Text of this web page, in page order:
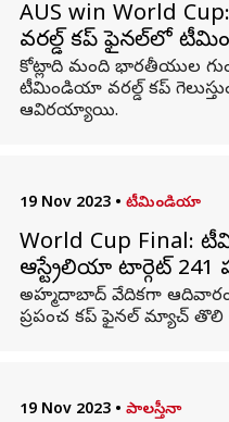
AUS win World
వరల్డ్ కప్ ఫైనల్‌లో
కోట్లాది మంది భారతీయుల
టీమిండియా వరల్డ్ కప్
ఆవిరయ్యాయి.
19 Nov 2023 • టీమిండియా
World Cup
ఆస్ట్రేలియా టార్గెట్ 241
అహ్మదాబాద్‌ వేదికగా
ప్రపంచ కప్ ఫైనల్ మ్యాచ్ తొలి
19 Nov 2023 • పాలస్తీనా